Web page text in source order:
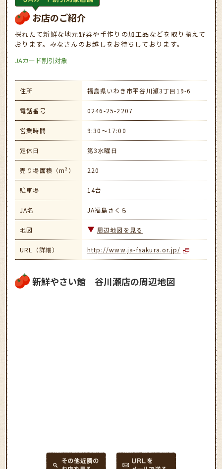
お店のご紹介
採れたて新鮮な地元野菜や手作りの加工品などを取り揃えて
おります。みなさんのお越しをお待ちしております。
JAカード割引対象
住所 福島県いわき市平谷川瀬3丁目19-6
電話番号 0246-25-2207
営業時間 9:30～17:00
定休日 第3水曜日
売り場面積（m²） 220
駐車場 14台
JA名 JA福島さくら
地図 周辺地図を見る
URL（詳細） http://www.ja-fsakura.or.jp/
新鮮やさい館 谷川瀬店の周辺地図